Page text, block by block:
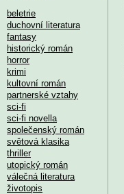
beletrie
duchovní literatura
fantasy
historický román
horror
krimi
kultovní román
partnerské vztahy
sci-fi
sci-fi novella
společenský román
světová klasika
thriller
utopický román
válečná literatura
životopis